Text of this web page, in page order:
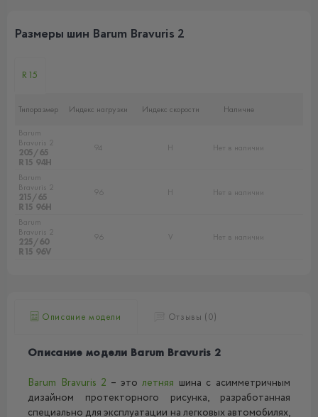
Размеры шин Barum Bravuris 2
R15
Типоразмер Индекс нагрузки Индекс скорости Наличие
Barum
Bravuris 2
205/65
R15 94H
94 H Нет в наличии
Barum
Bravuris 2
215/65
R15 96H
96 H Нет в наличии
Barum
Bravuris 2
225/60
R15 96V
96 V Нет в наличии
Описание модели Отзывы (0)
Описание модели Barum Bravuris 2
Barum Bravuris 2 – этолетняя шина с асимметричным
дизайном протекторного рисунка, разработанная
специально для эксплуатации на легковых автомобилях,